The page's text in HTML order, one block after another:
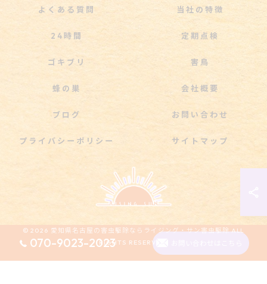
070-9023-2023
よくある質問 当社の特徴
24時間 定期点検
ゴキブリ 害鳥
蜂の巣 会社概要
ブログ お問い合わせ
プライバシーポリシー サイトマップ
© 2026 愛知県名古屋の害虫駆除ならライジング・サン害虫駆除 ALL
RIGHTS RESERVED.